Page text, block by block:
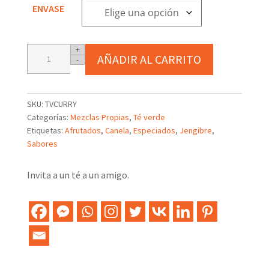
ENVASE
Té
con
mango
al
curry
+
-
AÑADIR AL CARRITO
SKU: TVCURRY
Categorías: Mezclas Propias, Té verde
Etiquetas: Afrutados, Canela, Especiados, Jengibre,
Sabores
Invita a un té a un amigo.